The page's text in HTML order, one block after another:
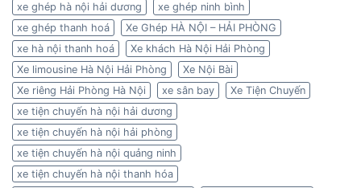
xe ghép hà nội hải dương
xe ghép ninh bình
xe ghép thanh hoá
Xe Ghép HÀ NỘI – HẢI PHÒNG
xe hà nội thanh hoá
Xe khách Hà Nội Hải Phòng
Xe limousine Hà Nội Hải Phòng
Xe Nội Bài
Xe riêng Hải Phòng Hà Nội
xe sân bay
Xe Tiện Chuyến
xe tiện chuyến hà nội hải dương
xe tiện chuyến hà nội hải phòng
xe tiện chuyến hà nội quảng ninh
xe tiện chuyến hà nội thanh hóa